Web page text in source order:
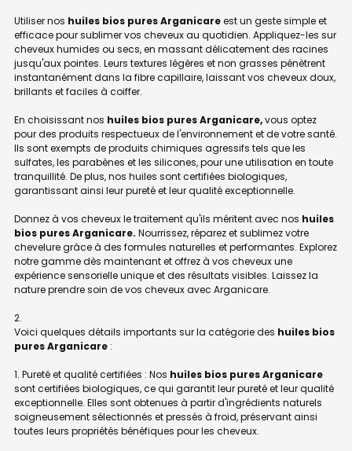
Utiliser nos huiles bios pures Arganicareest un geste simple et
efficace pour sublimer vos cheveux au quotidien. Appliquez-les sur
cheveux humides ou secs, en massant délicatement des racines
jusqu'aux pointes. Leurs textures légères et non grasses pénètrent
instantanément dans la fibre capillaire, laissant vos cheveux doux,
brillants et faciles à coiffer.
En choisissant nos huiles bios pures Arganicare,vous optez
pour des produits respectueux de l'environnement et de votre santé.
Ils sont exempts de produits chimiques agressifs tels que les
sulfates, les parabènes et les silicones, pour une utilisation en toute
tranquillité. De plus, nos huiles sont certifiées biologiques,
garantissant ainsi leur pureté et leur qualité exceptionnelle.
Donnez à vos cheveux le traitement qu'ils méritent avec nos huiles
bios pures Arganicare. Nourrissez, réparez et sublimez votre
chevelure grâce à des formules naturelles et performantes. Explorez
notre gamme dès maintenant et offrez à vos cheveux une
expérience sensorielle unique et des résultats visibles. Laissez la
nature prendre soin de vos cheveux avec Arganicare.
Voici quelques détails importants sur la catégorie des huiles bios
pures Arganicare :
1. Pureté et qualité certifiées : Nos huiles bios pures Arganicare
sont certifiées biologiques, ce qui garantit leur pureté et leur qualité
exceptionnelle. Elles sont obtenues à partir d'ingrédients naturels
soigneusement sélectionnés et pressés à froid, préservant ainsi
toutes leurs propriétés bénéfiques pour les cheveux.